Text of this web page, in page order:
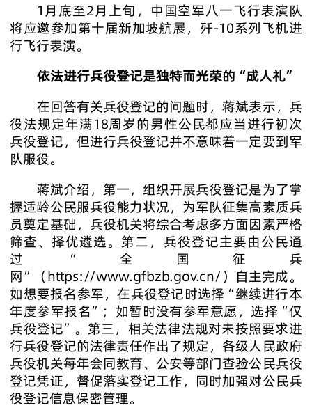
1月底至2月上旬，中国空军八一飞行表演队
将应邀参加第十届新加坡航展，歼-10系列飞机进
行飞行表演。
依法进行兵役登记是独特而光荣的“成人礼”
在回答有关兵役登记的问题时，蒋斌表示，兵
役法规定年满18周岁的男性公民都应当进行初次
兵役登记，但进行兵役登记并不意味着一定要到军
队服役。
蒋斌介绍，第一，组织开展兵役登记是为了掌
握适龄公民服兵役能力状况，为军队征集高素质兵
员奠定基础，兵役机关将综合考虑多方面因素严格
筛查、择优遴选。第二，兵役登记主要由公民通
过“全国征兵
网”（https://www.gfbzb.gov.cn/）自主完成。
如想要报名参军，在兵役登记时选择“继续进行本
年度参军报名”；如暂时没有参军意愿，选择“仅
兵役登记”。第三，相关法律法规对未按照要求进
行兵役登记的法律责任作出了规定，各级人民政府
兵役机关每年会同教育、公安等部门查验公民兵役
登记凭证，督促落实登记工作，同时加强对公民兵
役登记信息保密管理。